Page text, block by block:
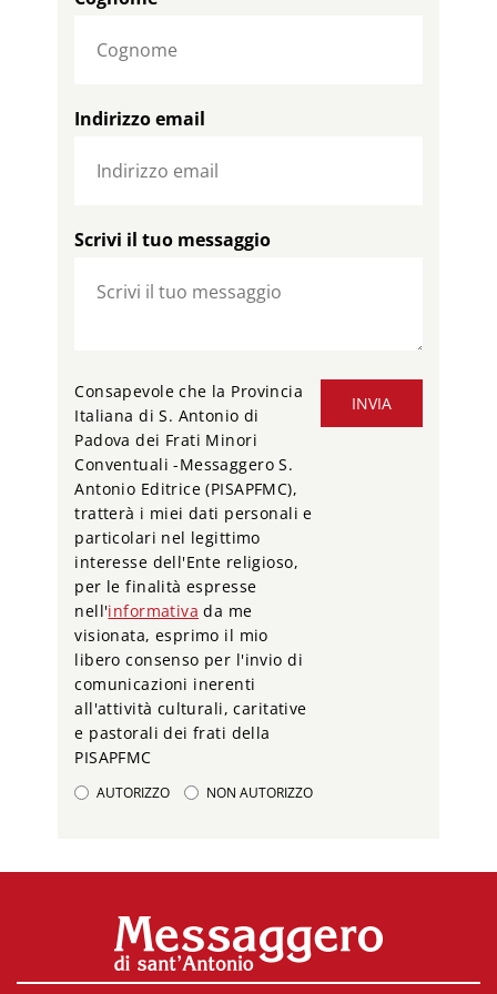
Indirizzo email
Scrivi il tuo messaggio
INVIA
Consapevole che la Provincia
Italiana di S. Antonio di
Padova dei Frati Minori
Conventuali -Messaggero S.
Antonio Editrice (PISAPFMC),
tratterà i miei dati personali e
particolari nel legittimo
interesse dell'Ente religioso,
per le finalità espresse
nell'informativa da me
visionata, esprimo il mio
libero consenso per l'invio di
comunicazioni inerenti
all'attività culturali, caritative
e pastorali dei frati della
PISAPFMC
AUTORIZZO NON AUTORIZZO